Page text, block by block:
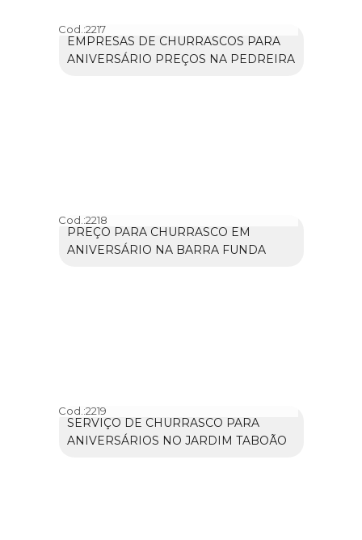
Cod.:2217
EMPRESAS DE CHURRASCOS PARA
ANIVERSÁRIO PREÇOS NA PEDREIRA
Cod.:2218
PREÇO PARA CHURRASCO EM
ANIVERSÁRIO NA BARRA FUNDA
Cod.:2219
SERVIÇO DE CHURRASCO PARA
ANIVERSÁRIOS NO JARDIM TABOÃO